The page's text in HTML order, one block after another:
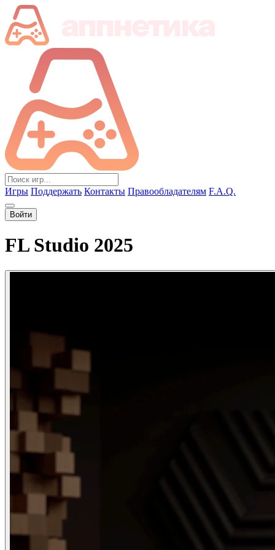
Игры Поддержать Контакты Правообладателям F.A.Q.
Войти
FL Studio 2025